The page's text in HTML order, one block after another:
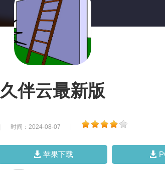
久伴云最新版
时间：2024-08-07
苹果下载